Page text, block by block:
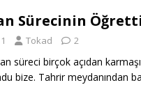
Sürecinin
Tokad 2
süreci birçok açıdan
bize. Tahrir meydanından